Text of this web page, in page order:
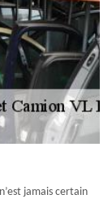
jamais certain